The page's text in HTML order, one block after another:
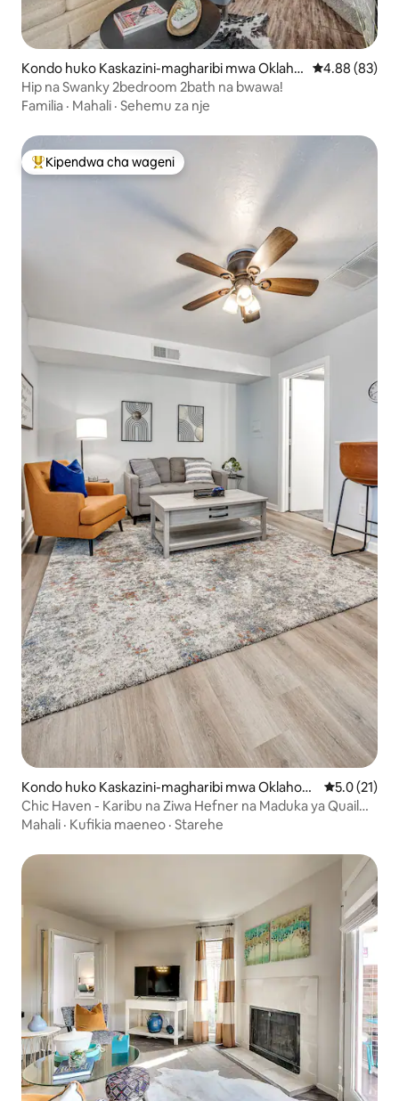
Kondo huko Kaskazini-magharibi mwa Oklaho
ma City
Ukadiriaji wa
4.88 (83)
Hip na Swanky 2bedroom 2bath na bwawa!
Familia · Mahali · Sehemu za nje
Kipendwa maarufu cha wageni
Kipendwa cha wageni
Kondo huko Kaskazini-magharibi mwa Oklahom
a City
Ukadiriaji
5.0 (21)
Chic Haven - Karibu na Ziwa Hefner na Maduka ya Quail
Creek
Mahali · Kufikia maeneo · Starehe